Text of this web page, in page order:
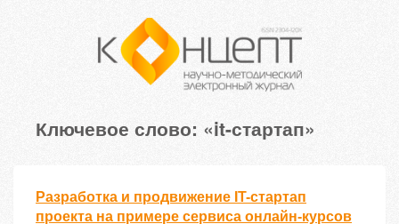
Ключевое слово: «it-стартап»
Разработка и продвижение IT-стартап
проекта на примере сервиса онлайн-курсов